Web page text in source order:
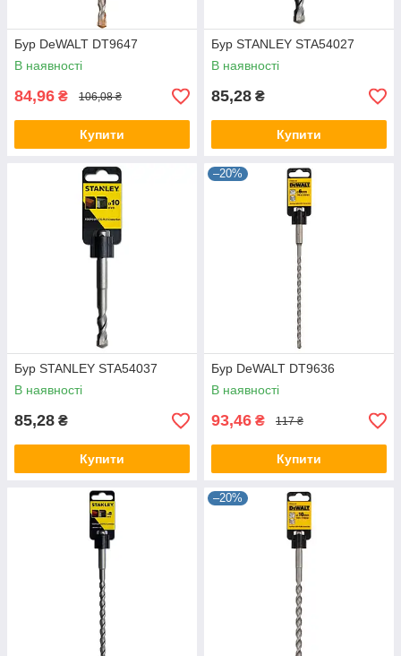
Бур DeWALT DT9647
В наявності
84,96 ₴ 106,08 ₴
Купити
Бур STANLEY STA54027
В наявності
85,28 ₴
Купити
Бур STANLEY STA54037
В наявності
85,28 ₴
Купити
–20%
Бур DeWALT DT9636
В наявності
93,46 ₴ 117 ₴
Купити
–20%